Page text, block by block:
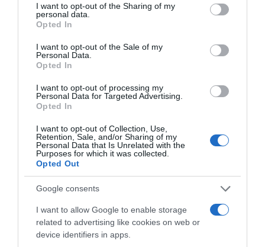
not limited to your visit or usage behaviour. You may click to
grant or deny consent to Google and its third-party tags to
use your data for below specified purposes in below Google
consent section.
I want to opt-out of the Sharing of my
personal data.
Opted In
I want to opt-out of the Sale of my
Personal Data.
Opted In
I want to opt-out of processing my
Personal Data for Targeted Advertising.
Opted In
I want to opt-out of Collection, Use,
Retention, Sale, and/or Sharing of my
Personal Data that Is Unrelated with the
Purposes for which it was collected.
Opted Out
Google consents
I want to allow Google to enable storage
related to advertising like cookies on web or
device identifiers in apps.
Prodotti
Internorm: Infissi in pvc - pvc/alluminio -